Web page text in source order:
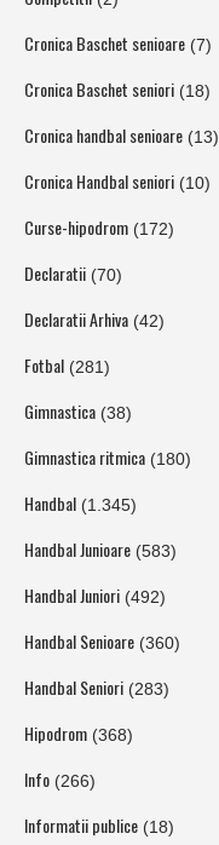
Cronica Baschet senioare (7)
Cronica Baschet seniori (18)
Cronica handbal senioare (13)
Cronica Handbal seniori (10)
Curse-hipodrom (172)
Declaratii (70)
Declaratii Arhiva (42)
Fotbal (281)
Gimnastica (38)
Gimnastica ritmica (180)
Handbal (1.345)
Handbal Junioare (583)
Handbal Juniori (492)
Handbal Senioare (360)
Handbal Seniori (283)
Hipodrom (368)
Info (266)
Informatii publice (18)